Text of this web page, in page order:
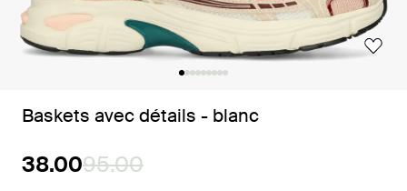
Baskets avec détails - blanc
95.00
38.00